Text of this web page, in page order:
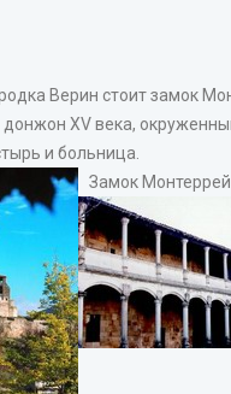
Верин стоит замок
XV века,
и больница.
Замок Монтеррей